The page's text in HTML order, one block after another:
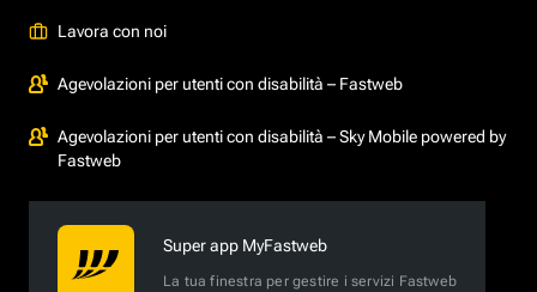
Lavora con noi
Agevolazioni per utenti con disabilità – Fastweb
Agevolazioni per utenti con disabilità – Sky Mobile powered by
Fastweb
Super app MyFastweb
La tua finestra per gestire i servizi Fastweb